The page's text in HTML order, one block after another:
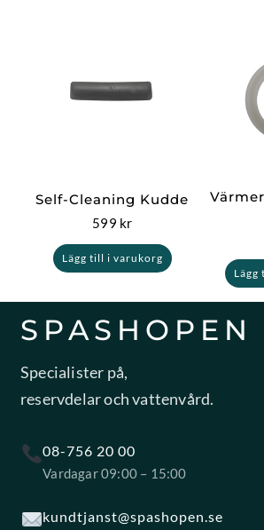
Self-Cleaning Kudde
599 kr
Lägg till i varukorg
SPASHOPEN
Specialister på,
reservdelar och vattenvård.
08-756 20 00
Vardagar 09:00 – 15:00
kundtjanst@spashopen.se